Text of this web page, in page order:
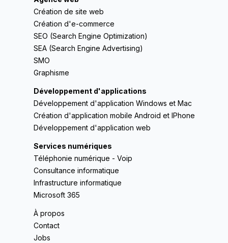
Création de site web
Création d'e-commerce
SEO (Search Engine Optimization)
SEA (Search Engine Advertising)
SMO
Graphisme
Développement d'applications
Développement d'application Windows et Mac
Création d'application mobile Android et IPhone
Développement d'application web
Services numériques
Téléphonie numérique - Voip
Consultance informatique
Infrastructure informatique
Microsoft 365
À propos
Contact
Jobs